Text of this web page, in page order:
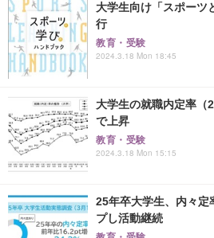
大学生向け「スポーツ
行
教育・受験
2024.3.18 Mon 18:45
大学生の就職内定率（
で上昇
教育・受験
2024.3.18 Mon 15:15
25年卒大学生、内々
プし活動継続